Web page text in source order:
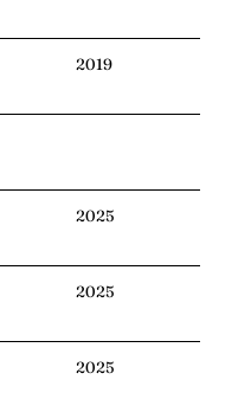
2019
2025
2025
2025